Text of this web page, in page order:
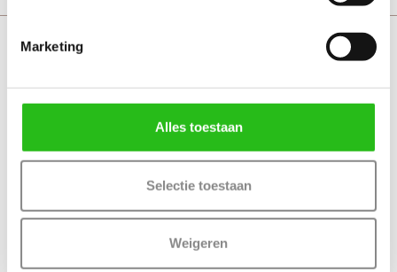
Marketing
Alles toestaan
Selectie toestaan
Weigeren
Svedex Mood met sleutelrozet